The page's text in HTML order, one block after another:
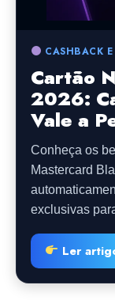
CASHBACK
Cartão
2026:
Vale a
Conheça os
Mastercard
exclusivas
Ler